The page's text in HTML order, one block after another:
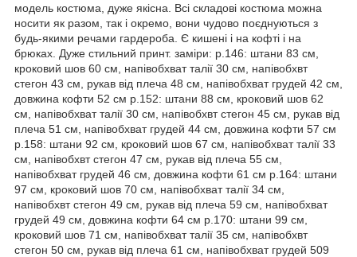
модель костюма, дуже якісна. Всі складові костюма можна
носити як разом, так і окремо, вони чудово поєднуються з
будь-якими речами гардероба. Є кишені і на кофті і на
брюках. Дуже стильний принт. заміри: р.146: штани 83 см,
кроковий шов 60 см, напівобхват талії 30 см, напівобхвт
стегон 43 см, рукав від плеча 48 см, напівобхват грудей 42 см,
довжина кофти 52 см р.152: штани 88 см, кроковий шов 62
см, напівобхват талії 30 см, напівобхвт стегон 45 см, рукав від
плеча 51 см, напівобхват грудей 44 см, довжина кофти 57 см
р.158: штани 92 см, кроковий шов 67 см, напівобхват талії 33
см, напівобхвт стегон 47 см, рукав від плеча 55 см,
напівобхват грудей 46 см, довжина кофти 61 см р.164: штани
97 см, кроковий шов 70 см, напівобхват талії 34 см,
напівобхвт стегон 49 см, рукав від плеча 59 см, напівобхват
грудей 49 см, довжина кофти 64 см р.170: штани 99 см,
кроковий шов 71 см, напівобхват талії 35 см, напівобхвт
стегон 50 см, рукав від плеча 61 см, напівобхват грудей 509